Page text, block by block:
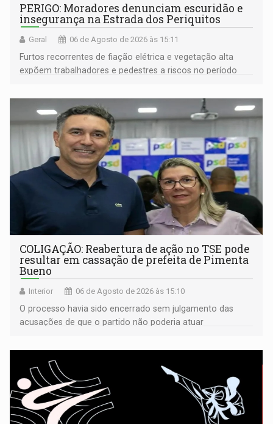
PERIGO: Moradores denunciam escuridão e
insegurança na Estrada dos Periquitos
Geral 06 de Agosto de 2026 às 15:11
Furtos recorrentes de fiação elétrica e vegetação alta
expõem trabalhadores e pedestres a riscos no período
COLIGAÇÃO: Reabertura de ação no TSE pode
resultar em cassação de prefeita de Pimenta
Bueno
Interior 06 de Agosto de 2026 às 15:10
O processo havia sido encerrado sem julgamento das
acusações de que o partido não poderia atuar